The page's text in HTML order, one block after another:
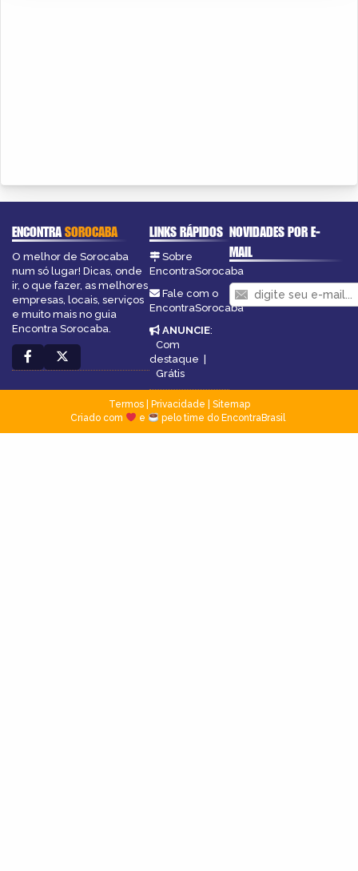
ENCONTRASOROCABA
O melhor de Sorocaba
num só lugar! Dicas, onde
ir, o que fazer, as melhores
empresas, locais, serviços
e muito mais no guia
Encontra Sorocaba.
LINKS RÁPIDOS
Sobre
EncontraSorocaba
Fale com o
EncontraSorocaba
ANUNCIE:
Com
destaque |
Grátis
NOVIDADES POR E-
MAIL
Termos| Privacidade
Sitemap
Criado com
e pelo time do EncontraBrasil